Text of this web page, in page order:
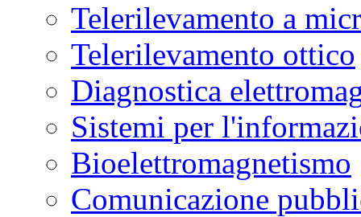
Telerilevamento a
Telerilevamento ottico
Diagnostica
Sistemi per
Bioelettromagnetismo
Comunicazione